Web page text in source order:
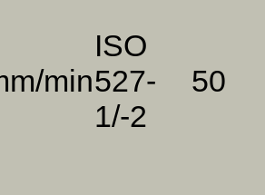
min
ISO
527-
1/-2
50